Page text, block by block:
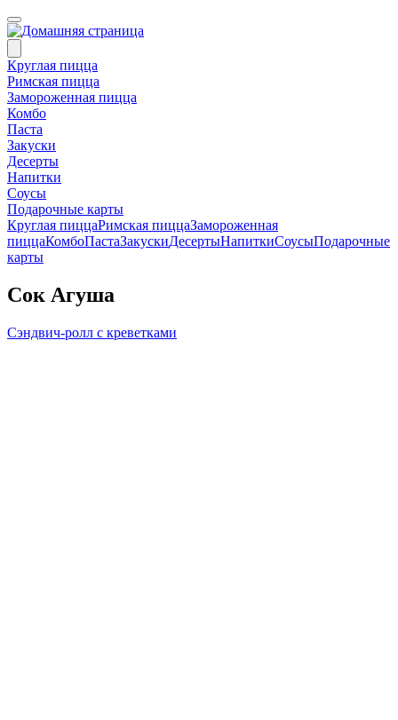
Круглая пицца
Римская пицца
Замороженная пицца
Комбо
Паста
Закуски
Десерты
Напитки
Соусы
Подарочные карты
Круглая пиццаРимская пиццаЗамороженная
пиццаКомбоПастаЗакускиДесертыНапиткиСоусыПодарочные
карты
Сок Агуша
Сэндвич-ролл с креветками